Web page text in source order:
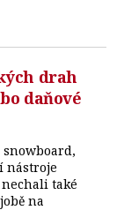
drah
daňové
nástroje
také
na